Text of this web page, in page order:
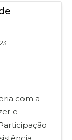
com a
e